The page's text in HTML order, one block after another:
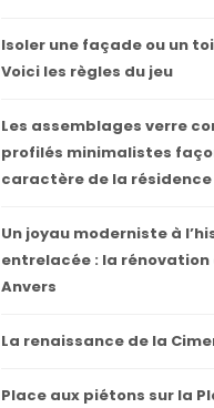
Isoler une façade ou un
Voici les règles du jeu
Les assemblages verre
profilés minimalistes
caractère de la
Un joyau moderniste à
entrelacée : la rénovation
Anvers
La renaissance de la
Place aux piétons sur la